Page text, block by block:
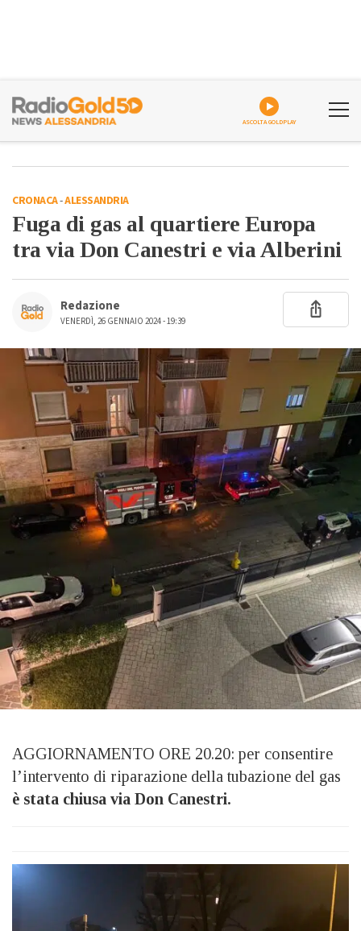
ASCOLTA GOLDPLAY
CRONACA-ALESSANDRIA
Fuga di gas al quartiere Europa
tra via Don Canestri e via Alberini
Redazione
VENERDÌ, 26 GENNAIO 2024 - 19:39
AGGIORNAMENTO ORE 20.20: per consentire
l’intervento di riparazione della tubazione del gas
è stata chiusa via Don Canestri.